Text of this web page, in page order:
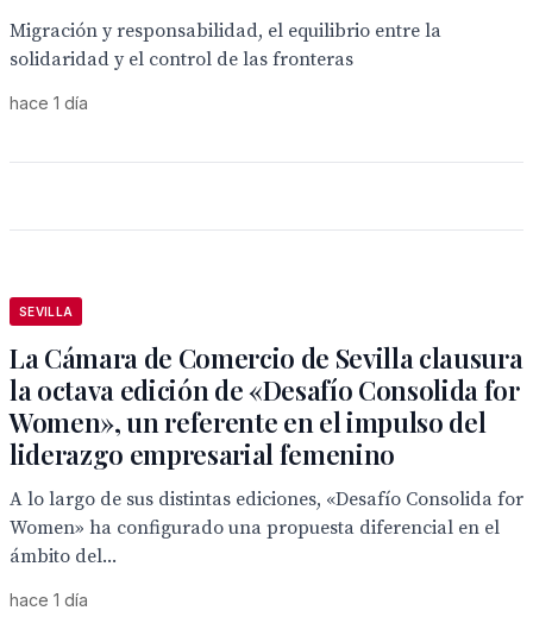
Migración y responsabilidad, el equilibrio entre la
solidaridad y el control de las fronteras
hace 1 día
SEVILLA
La Cámara de Comercio de Sevilla clausura
la octava edición de «Desafío Consolida for
Women», un referente en el impulso del
liderazgo empresarial femenino
A lo largo de sus distintas ediciones, «Desafío Consolida for
Women» ha configurado una propuesta diferencial en el
ámbito del...
hace 1 día